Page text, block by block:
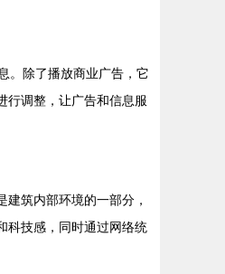
。除了播放商业广告，它
行调整，让广告和信息服
筑内部环境的一部分，
科技感，同时通过网络统